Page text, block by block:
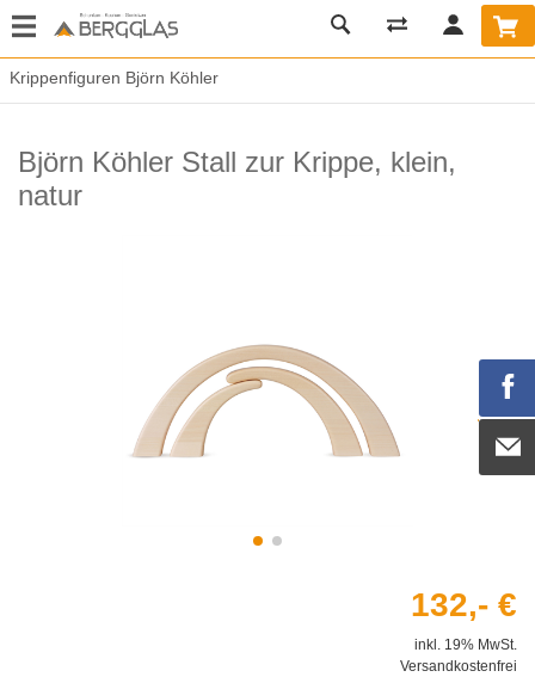
Krippenfiguren Björn Köhler
Björn Köhler Stall zur Krippe, klein,
natur
132,- €
inkl. 19% MwSt.
Versandkostenfrei